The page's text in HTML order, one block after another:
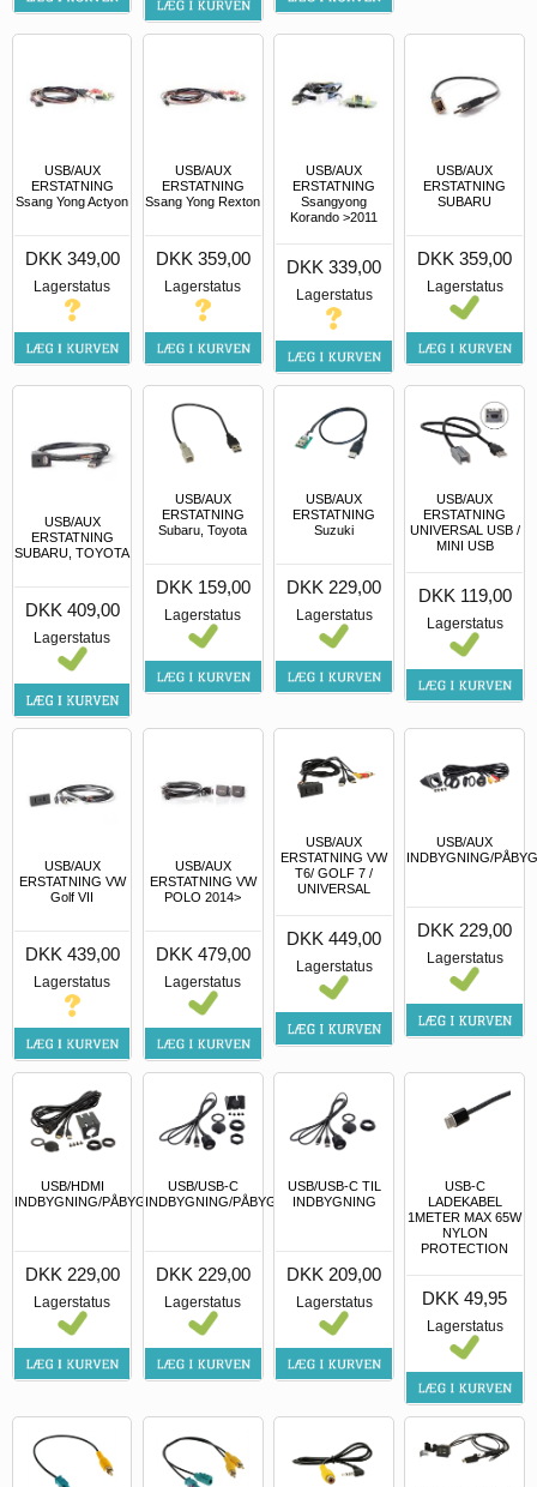
USB/AUX
ERSTATNING
Ssang Yong Actyon
DKK 349,00
Lagerstatus
USB/AUX
ERSTATNING
Ssang Yong Rexton
DKK 359,00
Lagerstatus
USB/AUX
ERSTATNING
Ssangyong
Korando >2011
DKK 339,00
Lagerstatus
USB/AUX
ERSTATNING
SUBARU
DKK 359,00
Lagerstatus
USB/AUX
ERSTATNING
SUBARU, TOYOTA
DKK 409,00
Lagerstatus
USB/AUX
ERSTATNING
Subaru, Toyota
DKK 159,00
Lagerstatus
USB/AUX
ERSTATNING
Suzuki
DKK 229,00
Lagerstatus
USB/AUX
ERSTATNING
UNIVERSAL USB /
MINI USB
DKK 119,00
Lagerstatus
USB/AUX
ERSTATNING VW
Golf VII
DKK 439,00
Lagerstatus
USB/AUX
ERSTATNING VW
POLO 2014>
DKK 479,00
Lagerstatus
USB/AUX
ERSTATNING VW
T6/ GOLF 7 /
UNIVERSAL
DKK 449,00
Lagerstatus
USB/AUX
INDBYGNING/
DKK 229,00
Lagerstatus
USB/HDMI
INDBYGNING/PÅBYGNING
DKK 229,00
Lagerstatus
USB/USB-C
INDBYGNING/PÅBYGNING
DKK 229,00
Lagerstatus
USB/USB-C TIL
INDBYGNING
DKK 209,00
Lagerstatus
USB-C
LADEKABEL
1METER MAX 65W
NYLON
PROTECTION
DKK 49,95
Lagerstatus